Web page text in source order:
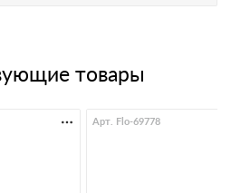
товары
Арт. Flo-69778